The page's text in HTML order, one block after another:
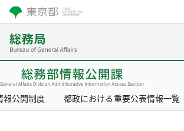
報公開制度 都政における重要公表情報一覧